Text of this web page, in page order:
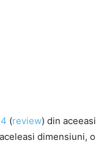
(review) din aceeasi
dimensiuni, o